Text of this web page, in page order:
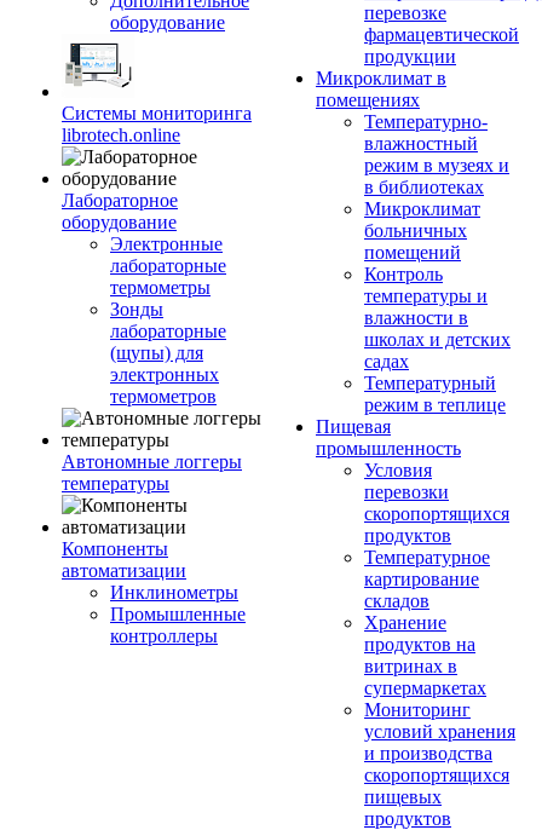
оборудование
Системы мониторинга
librotech.online
Лабораторное
оборудование
Электронные
лабораторные
термометры
Зонды
лабораторные
(щупы) для
электронных
термометров
Автономные логгеры
температуры
Компоненты
автоматизации
Инклинометры
Промышленные
контроллеры
перевозке
фармацевтической
продукции
Микроклимат в
помещениях
Температурно-
влажностный
режим в музеях и
в библиотеках
Микроклимат
больничных
помещений
Контроль
температуры и
влажности в
школах и детских
садах
Температурный
режим в теплице
Пищевая
промышленность
Условия
перевозки
скоропортящихся
продуктов
Температурное
картирование
складов
Хранение
продуктов на
витринах в
супермаркетах
Мониторинг
условий хранения
и производства
скоропортящихся
пищевых
продуктов